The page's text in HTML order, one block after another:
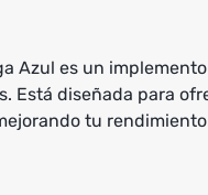
Azul es un
Está diseñada para
tu